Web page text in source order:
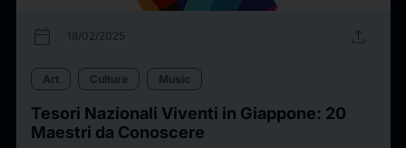
calendar_today 18/02/2025 upload
Art Culture Music
Tesori Nazionali Viventi in Giappone: 20
Maestri da Conoscere